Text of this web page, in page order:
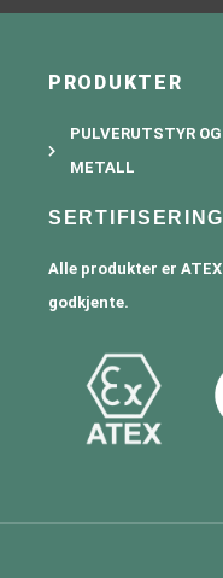
d
PRODUKTER
PULVERUTSTYR
METALL
SERTIFISERING
Alle produkter er
godkjente.